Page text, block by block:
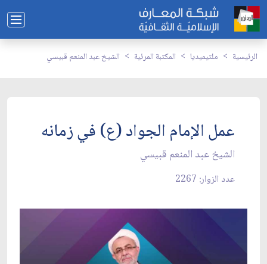
الرئيسية ملتيميديا المكتبة المرئية الشيخ عبد المنعم قبيسي
عمل الإمام الجواد (ع) في زمانه
الشيخ عبد المنعم قبيسي
عدد الزوار: 2267